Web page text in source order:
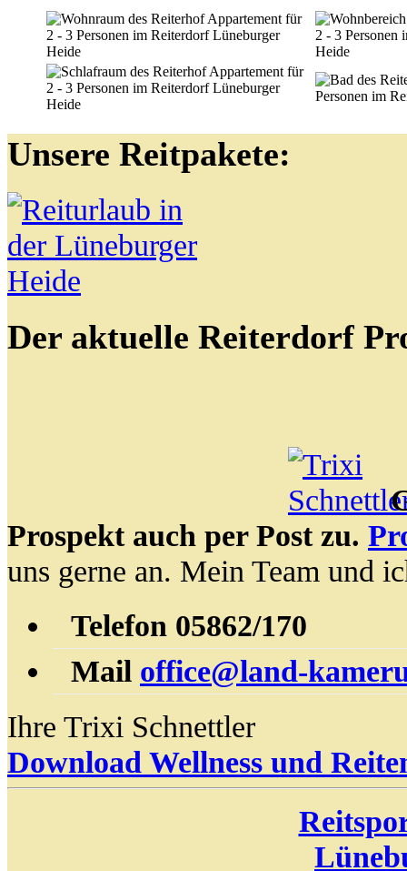
Unsere Reitpakete:
Der aktuelle Reiterdorf
Prospekt auch per Post zu.
uns gerne an. Mein Team und
Telefon 05862/170
Mail office@land-
Ihre Trixi Schnettler
Download Wellness und